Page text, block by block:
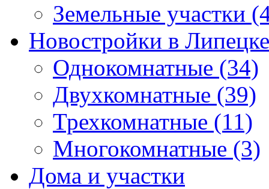
Земельные участки
Новостройки в Липецке
Однокомнатные (34)
Двухкомнатные (39)
Трехкомнатные (11)
Многокомнатные (3)
Дома и участки